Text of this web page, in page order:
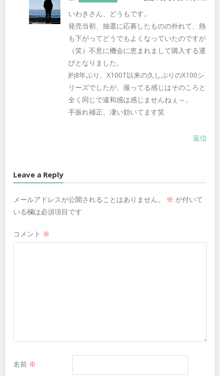
いわきさん、どうもです。
発売当初、抽選に応募したものの外れて、熱
も下がってどうでもよくなっていたのですが
（笑）不意に機会に恵まれまして購入する運
びとなりました。
約8年ぶり、X100T以来の久しぶりのX100シ
リーズでしたが、撮ってる感じはそのころと
全く同じで違和感は感じませんねぇ～。
手振れ補正、凄い効いてます笑
返信
Leave a Reply
メールアドレスが公開されることはありません。 ※ が付いて
いる欄は必須項目です
コメント ※
名前 ※